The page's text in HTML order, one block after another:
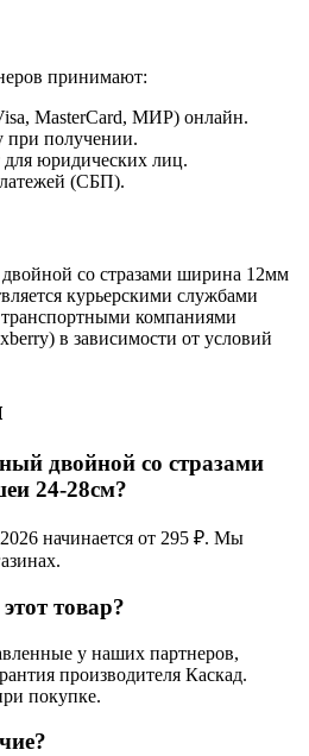
принимают:
MasterCard, МИР) онлайн.
при получении.
для юридических лиц.
(СБП).
со стразами ширина 12мм
курьерскими службами
компаниями
в зависимости от условий
двойной со стразами
24-28см?
начинается от 295 ₽. Мы
товар?
у наших партнеров,
производителя Каскад.
покупке.